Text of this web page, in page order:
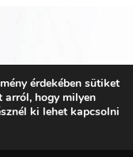
|
érdekében sütiket
arról, hogy milyen
ki lehet kapcsolni